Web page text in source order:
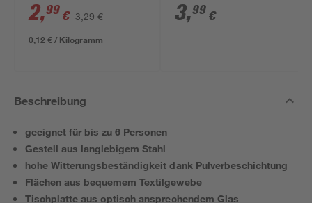
2,99 € 3,29 €
0,12 € / Kilogramm
3,99 €
Beschreibung
geeignet für bis zu 6 Personen
Gestell aus langlebigem Stahl
hohe Witterungsbeständigkeit dank Pulverbeschichtung
Flächen aus bequemem Textilgewebe
Tischplatte aus optisch ansprechendem Glas